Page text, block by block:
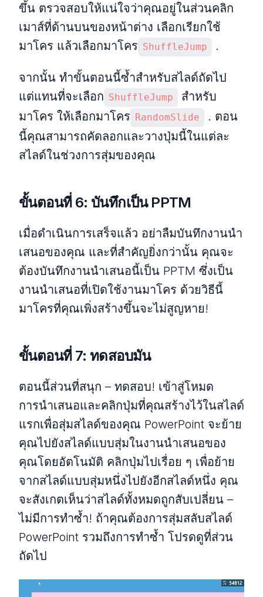
ขึ้น ตรวจสอบให้แน่ใจว่าคุณอยู่ในส่วนคลิก
เมาส์ที่ด้านบนของหน้าต่าง เลือกเรียกใช้
มาโคร แล้วเลือกมาโคร ShuffleJump .
จากนั้น ทำขั้นตอนนี้ซ้ำสำหรับสไลด์ถัดไป
แต่แทนที่จะเลือก ShuffleJump
สำหรับ
มาโคร ให้เลือกมาโคร RandomSlide
. ตอน
นี้คุณสามารถคัดลอกและวางปุ่มนี้ในแต่ละ
สไลด์ในช่วงการสุ่มของคุณ
ขั้นตอนที่ 6: บันทึกเป็น PPTM
เมื่อดำเนินการเสร็จแล้ว อย่าลืมบันทึกงานนำ
เสนอของคุณ และที่สำคัญยิ่งกว่านั้น คุณจะ
ต้องบันทึกงานนำเสนอนี้เป็น PPTM ซึ่งเป็น
งานนำเสนอที่เปิดใช้งานมาโคร ด้วยวิธีนี้
มาโครที่คุณเพิ่งสร้างขึ้นจะไม่สูญหาย!
ขั้นตอนที่ 7: ทดสอบมัน
ตอนนี้ส่วนที่สนุก – ทดสอบ! เข้าสู่โหมด
การนำเสนอและคลิกปุ่มที่คุณสร้างไว้ในสไลด์
แรกเพื่อสุ่มสไลด์ของคุณ PowerPoint จะย้าย
คุณไปยังสไลด์แบบสุ่มในงานนำเสนอของ
คุณโดยอัตโนมัติ คลิกปุ่มไปเรื่อย ๆ เพื่อย้าย
จากสไลด์แบบสุ่มหนึ่งไปยังอีกสไลด์หนึ่ง คุณ
จะสังเกตเห็นว่าสไลด์ทั้งหมดถูกสับเปลี่ยน –
ไม่มีการทำซ้ำ! ถ้าคุณต้องการสุ่มสลับสไลด์
PowerPoint รวมถึงการทำซ้ำ โปรดดูที่ส่วน
ถัดไป